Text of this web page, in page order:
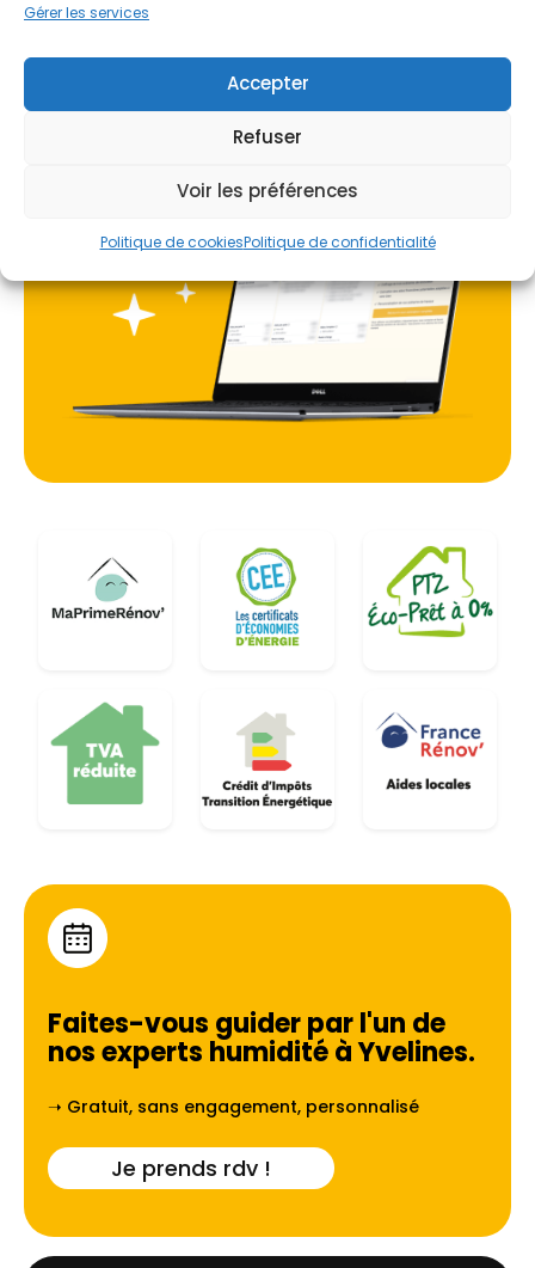
Gérer les services
Accepter
Refuser
Voir les préférences
Politique de cookiesPolitique de confidentialité
stagnante.
L'absence de renouvellement d'air mécanique
polluants intérieurs et de moisissures, nuisibles au
comme celui des Yvelines, la qualité de l'air
intervient sur l'ensemble du territoire, y compris
l'Eure, pour apporter des solutions de ventilation
mécanique sur mesure, respectueuses de
l'architecture locale et des normes en vigueur.
Contactez-nous maintenant
pour maximiser vos aides !
Faites-vous guider par l'un de
nos experts humidité àYvelines.
➝ Gratuit, sans engagement, personnalisé
Je prends rdv !